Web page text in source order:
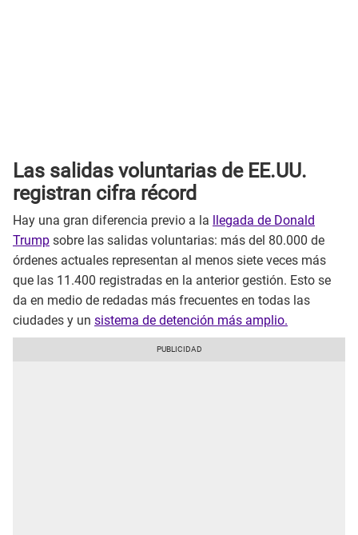
Las salidas voluntarias de EE.UU.
registran cifra récord
Hay una gran diferencia previo a la llegada de Donald
Trump sobre las salidas voluntarias: más del 80.000 de
órdenes actuales representan al menos siete veces más
que las 11.400 registradas en la anterior gestión. Esto se
da en medio de redadas más frecuentes en todas las
ciudades y un sistema de detención más amplio.